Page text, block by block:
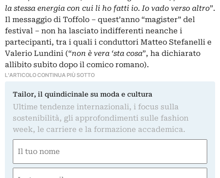
la stessa energia con cui li ho fatti io. Io vado verso altro”.
Il messaggio di Toffolo – quest’anno “magister” del
festival – non ha lasciato indifferenti neanche i
partecipanti, tra i quali i conduttori Matteo Stefanelli e
Valerio Lundini (“non è vera ‘sta cosa”, ha dichiarato
allibito subito dopo il comico romano).
L'ARTICOLO CONTINUA PIÙ SOTTO
Tailor, il quindicinale su moda e cultura
Ultime tendenze internazionali, i focus sulla
sostenibilità, gli approfondimenti sulle fashion
week, le carriere e la formazione accademica.
(Obbligatorio)
Nome